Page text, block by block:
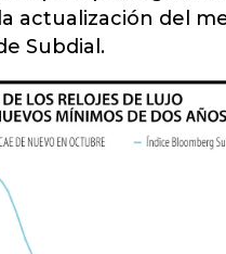
actualización del
Subdial.